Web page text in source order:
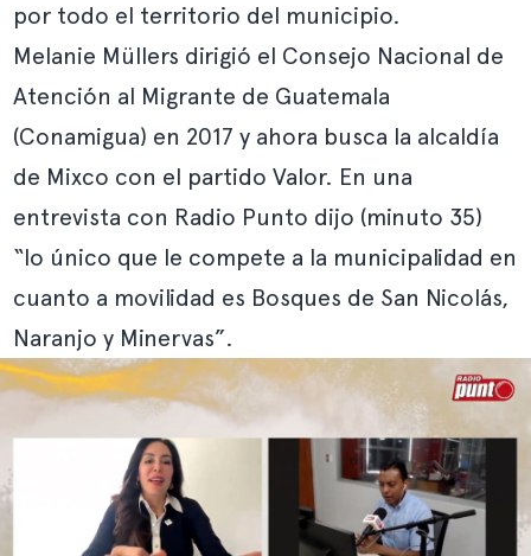
por todo el territorio del municipio.
Melanie Müllers dirigió el Consejo Nacional de
Atención al Migrante de Guatemala
(Conamigua) en 2017 y ahora busca la alcaldía
de Mixco con el partido Valor. En una
entrevista con Radio Punto dijo (minuto 35)
“lo único que le compete a la municipalidad en
cuanto a movilidad es Bosques de San Nicolás,
Naranjo y Minervas”.